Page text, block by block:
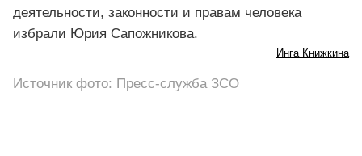
деятельности, законности и правам человека
избрали Юрия Сапожникова.
Инга Книжкина
Источник фото: Пресс-служба ЗСО